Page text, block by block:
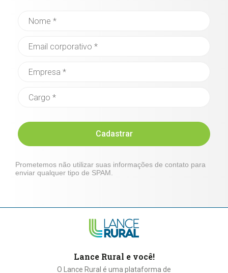
Cadastrar
Prometemos não utilizar suas informações de contato para
enviar qualquer tipo de SPAM.
Lance Rural e você!
O Lance Rural é uma plataforma de